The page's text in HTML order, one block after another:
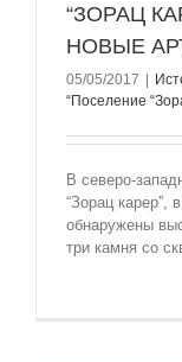
“ЗОРАЦ
НОВЫЕ
05/05/2017 |
“Поселение
В северо-
“Зорац карер”,
обнаружены
три камня со